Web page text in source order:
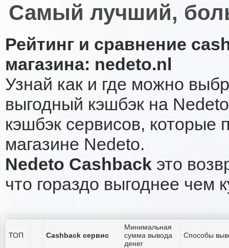
Самый лучший,
Рейтинг и сравнение
магазина: nedeto.nl
Узнай как и где можно
выгодный кэшбэк на
кэшбэк сервисов, которые
магазине Nedeto.
Nedeto Cashback это
что гораздо выгоднее чем
ТОП Cashback сервис
Минимальная
сумма вывода
денег
Способы